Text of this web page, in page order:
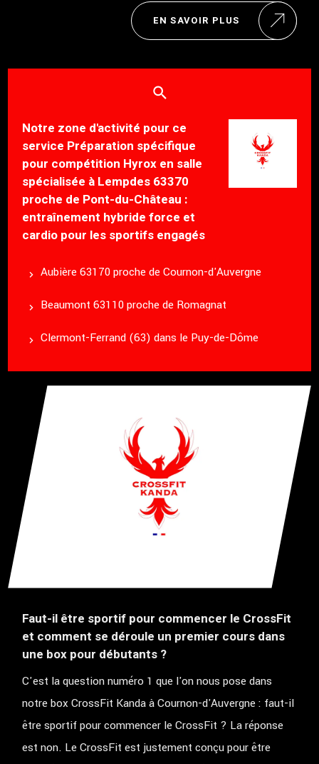
EN SAVOIR PLUS
Notre zone d'activité pour ce
service Préparation spécifique
pour compétition Hyrox en salle
spécialisée à Lempdes 63370
proche de Pont-du-Château :
entraînement hybride force et
cardio pour les sportifs engagés
Aubière 63170 proche de Cournon-d'Auvergne
Beaumont 63110 proche de Romagnat
Clermont-Ferrand (63) dans le Puy-de-Dôme
Faut-il être sportif pour commencer le CrossFit
et comment se déroule un premier cours dans
une box pour débutants ?
C'est la question numéro 1 que l'on nous pose dans
notre box CrossFit Kanda à Cournon-d'Auvergne : faut-il
être sportif pour commencer le CrossFit ? La réponse
est non. Le CrossFit est justement conçu pour être